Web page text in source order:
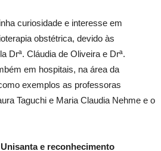
curiosidade e interesse em
obstétrica, devido às
Drª. Cláudia de Oliveira e Drª.
em hospitais, na área da
exemplos as professoras
Taguchi e Maria Claudia Nehme e o
e reconhecimento